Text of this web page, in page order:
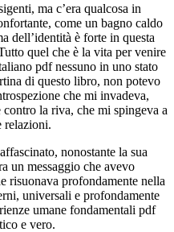
ma c’era qualcosa in
come un bagno caldo
dell’identità è forte in questa
quel che è la vita per venire
pdf nessuno in uno stato
di questo libro, non potevo
che mi invadeva,
la riva, che mi spingeva a
relazioni.
nonostante la sua
un messaggio che avevo
risuonava profondamente nella
universali e profondamente
umane fondamentali pdf
e vero.